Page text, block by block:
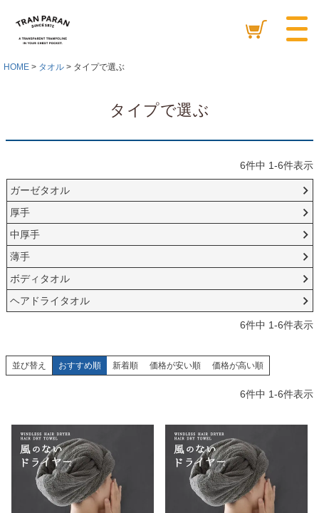
HOME タオル タイプで選ぶ
タイプで選ぶ
6件中 1-6件表示
ガーゼタオル
厚手
中厚手
薄手
ボディタオル
ヘアドライタオル
6件中 1-6件表示
並び替え おすすめ順 新着順 価格が安い順 価格が高い順
6件中 1-6件表示